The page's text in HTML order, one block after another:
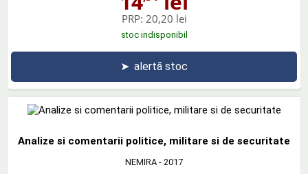
PRP: 20,20 lei
stoc indisponibil
➤ alertă stoc
Analize si comentarii politice, militare si de securitate
NEMIRA - 2017